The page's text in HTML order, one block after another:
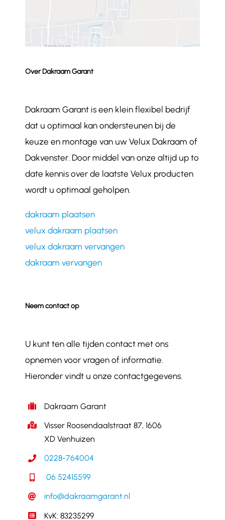
Over Dakraam Garant
Dakraam Garant is een klein flexibel bedrijf
dat u optimaal kan ondersteunen bij de
keuze en montage van uw Velux Dakraam of
Dakvenster. Door middel van onze altijd up to
date kennis over de laatste Velux producten
wordt u optimaal geholpen.
dakraam plaatsen
velux dakraam plaatsen
velux dakraam vervangen
dakraam vervangen
Neem contact op
U kunt ten alle tijden contact met ons
opnemen voor vragen of informatie.
Hieronder vindt u onze contactgegevens.
Dakraam Garant
Visser Roosendaalstraat 87, 1606
XD Venhuizen
0228-764004
06 52415599
info@dakraamgarant.nl
KvK: 83235299